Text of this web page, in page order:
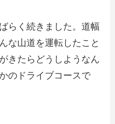
らく続きました。道幅
な山道を運転したこと
きたらどうしようなん
のドライブコースで